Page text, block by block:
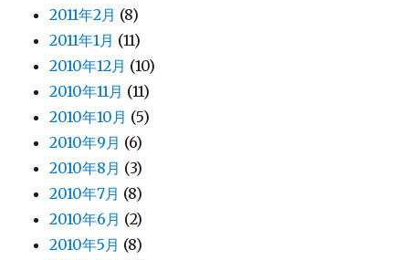
2011年2月 (8)
2011年1月 (11)
2010年12月 (10)
2010年11月 (11)
2010年10月 (5)
2010年9月 (6)
2010年8月 (3)
2010年7月 (8)
2010年6月 (2)
2010年5月 (8)